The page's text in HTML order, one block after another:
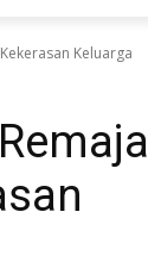
Keluarga